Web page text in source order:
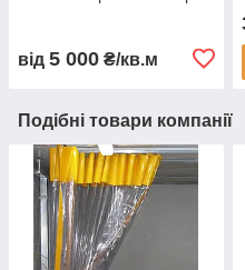
будівництво
від 5 000 ₴/кв.м
Подібні товари компанії